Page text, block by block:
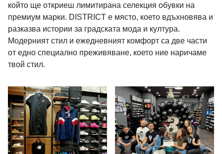
който ще откриеш лимитирана селекция обувки на
премиум марки. DISTRICT е място, което вдъхновява и
разказва истории за градската мода и култура.
Модерният стил и ежедневният комфорт са две части
от едно специално преживяване, което ние наричаме
твой стил.